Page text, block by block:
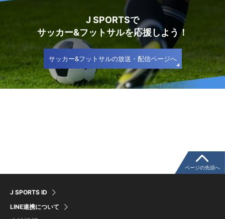
J SPORTSで
サッカー&フットサルを応援しよう！
サッカー&フットサルの放送・配信ページへ
J SPORTS ID
LINE連携について
ページの先頭へ